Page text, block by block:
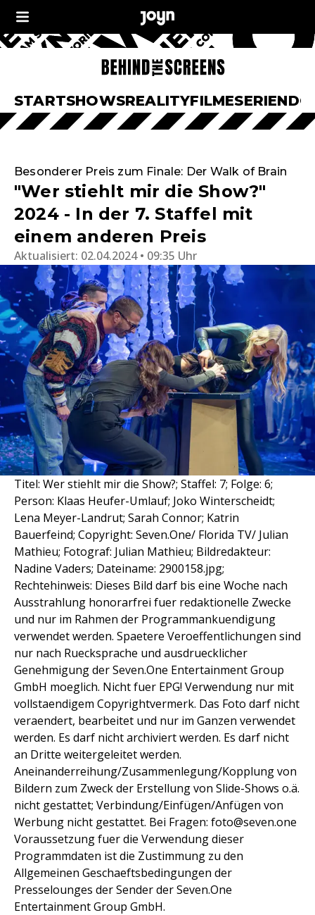
STARTSHOWSREALITYFILMESERIEN
Besonderer Preis zum Finale: Der Walk of Brain
"Wer stiehlt mir die Show?"
2024 - In der 7. Staffel mit
einem anderen Preis
Aktualisiert: 02.04.2024 • 09:35 Uhr
Titel: Wer stiehlt mir die Show?; Staffel: 7; Folge: 6;
Person: Klaas Heufer-Umlauf; Joko Winterscheidt;
Lena Meyer-Landrut; Sarah Connor; Katrin
Bauerfeind; Copyright: Seven.One/ Florida TV/ Julian
Mathieu; Fotograf: Julian Mathieu; Bildredakteur:
Nadine Vaders; Dateiname: 2900158.jpg;
Rechtehinweis: Dieses Bild darf bis eine Woche nach
Ausstrahlung honorarfrei fuer redaktionelle Zwecke
und nur im Rahmen der Programmankuendigung
verwendet werden. Spaetere Veroeffentlichungen sind
nur nach Ruecksprache und ausdruecklicher
Genehmigung der Seven.One Entertainment Group
GmbH moeglich. Nicht fuer EPG! Verwendung nur mit
vollstaendigem Copyrightvermerk. Das Foto darf nicht
veraendert, bearbeitet und nur im Ganzen verwendet
werden. Es darf nicht archiviert werden. Es darf nicht
an Dritte weitergeleitet werden.
Aneinanderreihung/Zusammenlegung/Kopplung von
Bildern zum Zweck der Erstellung von Slide-Shows o.ä.
nicht gestattet; Verbindung/Einfügen/Anfügen von
Werbung nicht gestattet. Bei Fragen: foto@seven.one
Voraussetzung fuer die Verwendung dieser
Programmdaten ist die Zustimmung zu den
Allgemeinen Geschaeftsbedingungen der
Presselounges der Sender der Seven.One
Entertainment Group GmbH.